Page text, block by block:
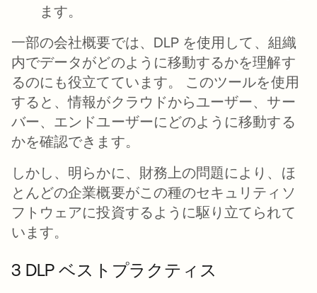
ます。
一部の会社概要では、DLP を使用して、組織
内でデータがどのように移動するかを理解す
るのにも役立てています。 このツールを使用
すると、情報がクラウドからユーザー、サー
バー、エンドユーザーにどのように移動する
かを確認できます。
しかし、明らかに、財務上の問題により、ほ
とんどの企業概要がこの種のセキュリティソ
フトウェアに投資するように駆り立てられて
います。
3 DLP ベストプラクティス